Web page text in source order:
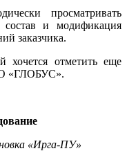
просматривать
и модификация
заказчика.
отметить еще
­«ГЛОБУС».
«Ирга-ПУ»